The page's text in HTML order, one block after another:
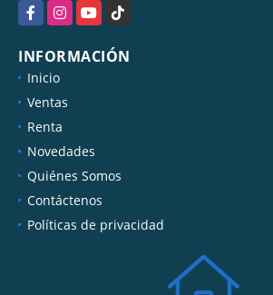
FacebookInstagramYouTubeTikTok
INFORMACIÓN
Inicio
Ventas
Renta
Novedades
Quiénes Somos
Contáctenos
Políticas de privacidad